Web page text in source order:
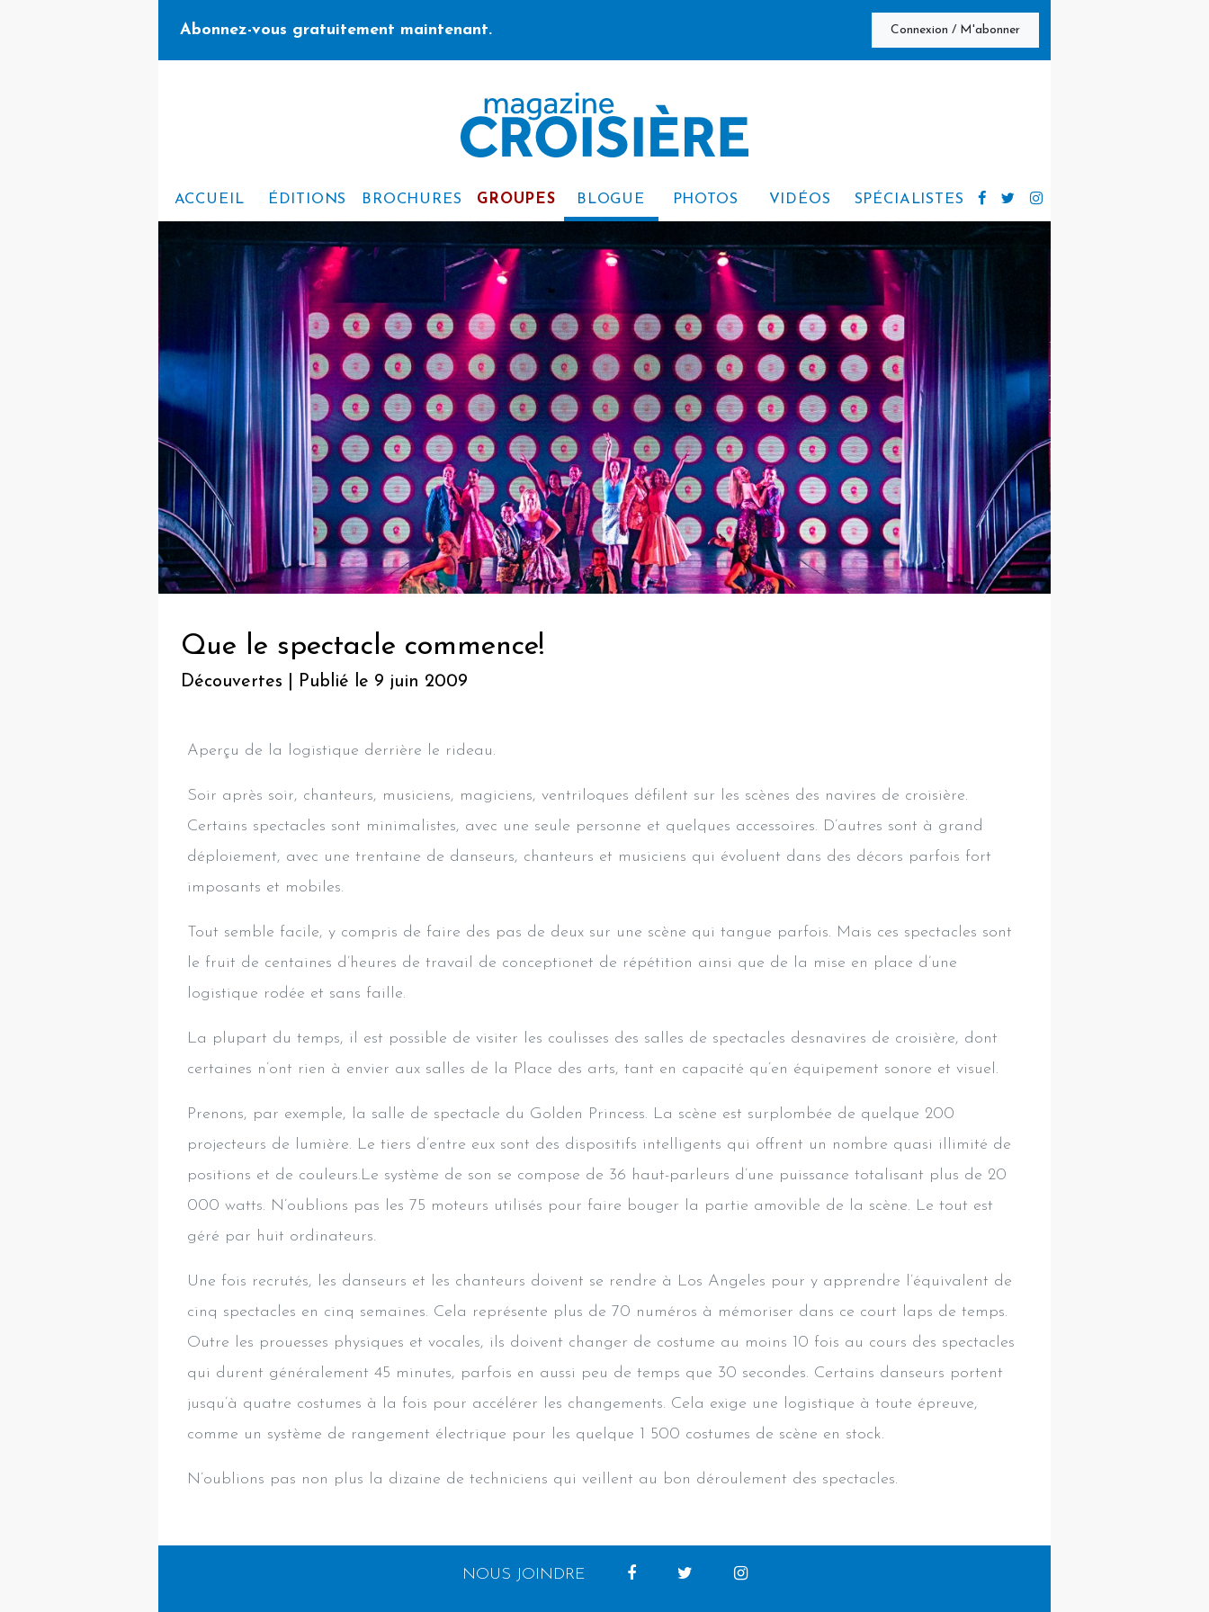
Abonnez-vous gratuitement maintenant. Connexion / M'abonner
ACCUEIL ÉDITIONS BROCHURES GROUPES BLOGUE PHOTOS VIDÉOS SPÉCIALISTES
Que le spectacle commence!
Découvertes | Publié le 9 juin 2009
Aperçu de la logistique derrière le rideau.
Soir après soir, chanteurs, musiciens, magiciens, ventriloques défilent sur les scènes des navires de croisière.
Certains spectacles sont minimalistes, avec une seule personne et quelques accessoires. D’autres sont à grand
déploiement, avec une trentaine de danseurs, chanteurs et musiciens qui évoluent dans des décors parfois fort
imposants et mobiles.
Tout semble facile, y compris de faire des pas de deux sur une scène qui tangue parfois. Mais ces spectacles sont
le fruit de centaines d’heures de travail de conceptionet de répétition ainsi que de la mise en place d’une
logistique rodée et sans faille.
La plupart du temps, il est possible de visiter les coulisses des salles de spectacles desnavires de croisière, dont
certaines n’ont rien à envier aux salles de la Place des arts, tant en capacité qu’en équipement sonore et visuel.
Prenons, par exemple, la salle de spectacle du Golden Princess. La scène est surplombée de quelque 200
projecteurs de lumière. Le tiers d’entre eux sont des dispositifs intelligents qui offrent un nombre quasi illimité de
positions et de couleurs.Le système de son se compose de 36 haut-parleurs d’une puissance totalisant plus de 20
000 watts. N’oublions pas les 75 moteurs utilisés pour faire bouger la partie amovible de la scène. Le tout est
géré par huit ordinateurs.
Une fois recrutés, les danseurs et les chanteurs doivent se rendre à Los Angeles pour y apprendre l’équivalent de
cinq spectacles en cinq semaines. Cela représente plus de 70 numéros à mémoriser dans ce court laps de temps.
Outre les prouesses physiques et vocales, ils doivent changer de costume au moins 10 fois au cours des spectacles
qui durent généralement 45 minutes, parfois en aussi peu de temps que 30 secondes. Certains danseurs portent
jusqu’à quatre costumes à la fois pour accélérer les changements. Cela exige une logistique à toute épreuve,
comme un système de rangement électrique pour les quelque 1 500 costumes de scène en stock.
N’oublions pas non plus la dizaine de techniciens qui veillent au bon déroulement des spectacles.
NOUS JOINDRE